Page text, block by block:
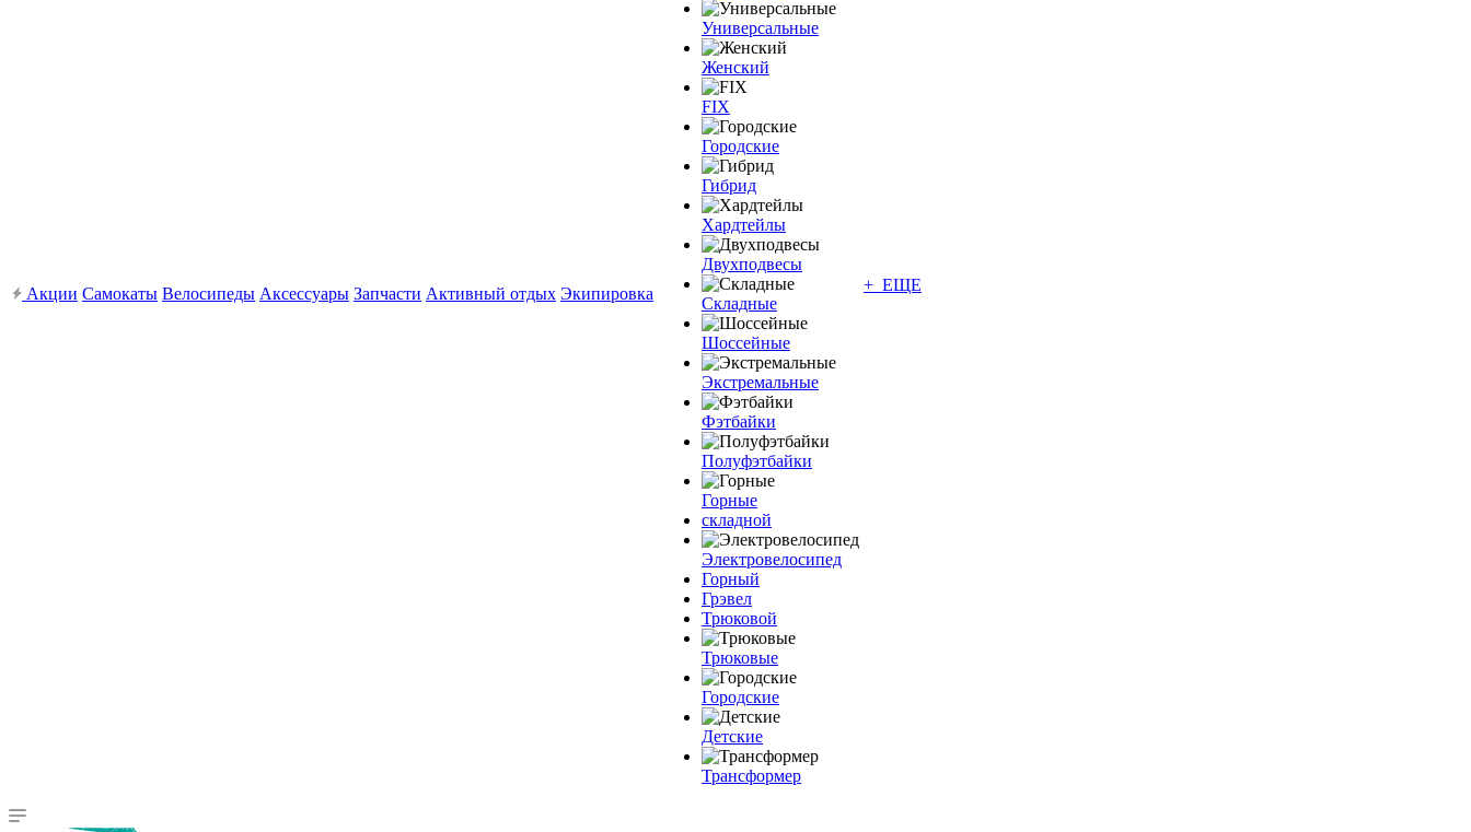
Акции Самокаты Велосипеды Аксессуары Запчасти Активный отдых Экипировка
Универсальные
Женский
FIX
Городские
Гибрид
Хардтейлы
Двухподвесы
Складные
Шоссейные
Экстремальные
Фэтбайки
Полуфэтбайки
Горные
складной
Электровелосипед
Горный
Грэвел
Трюковой
Трюковые
Городские
Детские
Трансформер
+ ЕЩЕ